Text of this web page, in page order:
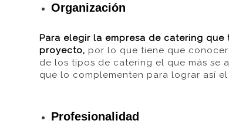
Organización
Para elegir la empresa de catering que
proyecto, por lo que tiene que
de los tipos de catering el que más se
que lo complementen para lograr así
Profesionalidad